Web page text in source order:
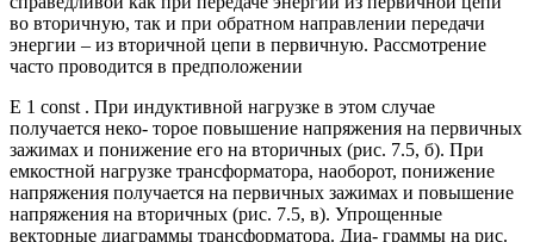
во вторичную, так и при обратном направлении передачи
энергии – из вторичной цепи в первичную. Рассмотрение
часто проводится в предположении
E 1 const . При индуктивной нагрузке в этом случае
получается неко- торое повышение напряжения на первичных
зажимах и понижение его на вторичных (рис. 7.5, б). При
емкостной нагрузке трансформатора, наоборот, понижение
напряжения получается на первичных зажимах и повышение
напряжения на вторичных (рис. 7.5, в). Упрощенные
векторные диаграммы трансформатора. Диа- граммы на рис.